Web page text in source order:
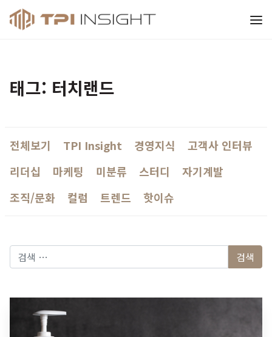
티피아이 인사이트
태그: 터치랜드
전체보기 TPI Insight 경영지식
고객사 인터뷰
리더십
마케팅 미분류 스터디
자기계발
조직/문화
컬럼 트렌드 핫이슈
다음 검색: